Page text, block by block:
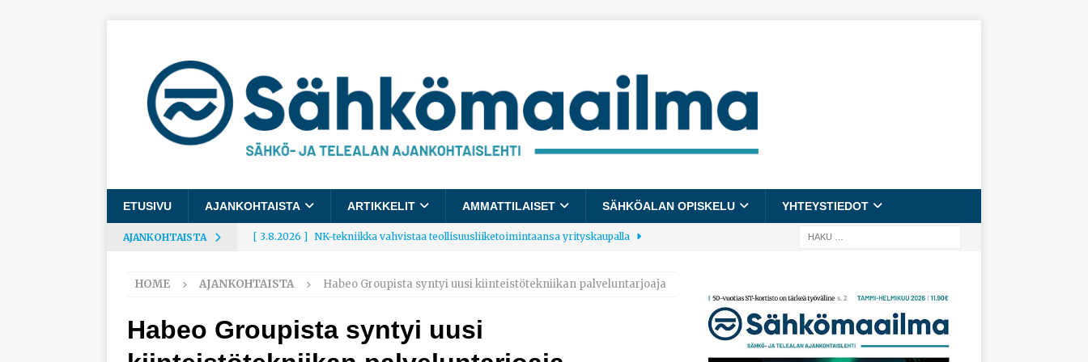
ETUSIVU AJANKOHTAISTA ARTIKKELIT AMMATTILAISET SÄHKÖALAN OPISKELU YHTEYSTIEDOT
AJANKOHTAISTA [ 3.8.2026 ] NK-tekniikka vahvistaa teollisuusliiketoimintaansa yrityskaupalla
[ 3.8.2026 ] Rakennusalalle tulee käyttöön yhteinen kestävyysraportointimalli
AJANKOHTAISTA
[ 3.8.2026 ] Työelämägallup: Pienet työpaikat saavat parhaat arvosanat
HOME AJANKOHTAISTA Habeo Groupista syntyi uusi kiinteistötekniikan palveluntarjoaja
Habeo Groupista syntyi uusi